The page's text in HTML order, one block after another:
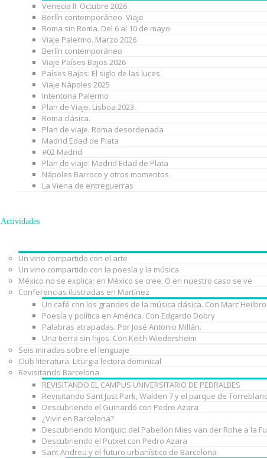
Venecia II. Octubre 2026
Berlín contemporáneo. Viaje
Roma sin Roma. Del 6 al 10 de mayo
Viaje Palermo. Marzo 2026
Berlín contemporáneo
Viaje Países Bajos 2026
Países Bajos: El siglo de las luces
Viaje Nápoles 2025
Intentona Palermo
Plan de Viaje. Lisboa 2023.
Roma clásica.
Plan de viaje. Roma desordenada
Madrid Edad de Plata
#02 Madrid
Plan de viaje: Madrid Edad de Plata
Nápoles Barroco y otros momentos
La Viena de entreguerras
Actividades
Un vino compartido con el arte
Un vino compartido con la poesía y la música
México no se explica; en México se cree. O en nuestro caso se ve
Conferencias ilustradas en Martínez
Un café con los grandes de la música clásica. Con Marc
Poesía y política en América. Con Edgardo Dobry
Palabras atrapadas. Por José Antonio Millán.
Una tierra sin hijos. Con Keith Wiedersheim
Seis miradas sobre el lenguaje
Club literatura. Liturgia lectora dominical
Revisitando Barcelona
REVISITANDO EL CAMPUS UNIVERSITARIO DE PEDRALBES
Revisitando Sant Just Park, Walden 7 y el parque de
Descubriendo el Guinardó con Pedro Azara
¿Vivir en Barcelona?
Descubriendo Montjuic: del Pabellón Mies van der Rohe a la
Descubriendo el Putxet con Pedro Azara
Sant Andreu y el futuro urbanístico de Barcelona